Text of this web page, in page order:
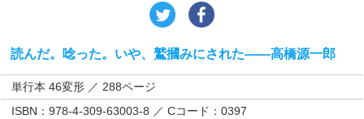
読んだ。唸った。いや、鷲摑みにされた――高橋源一郎
単行本 46変形 ／ 288ページ
ISBN：978-4-309-63003-8 ／ Cコード：0397